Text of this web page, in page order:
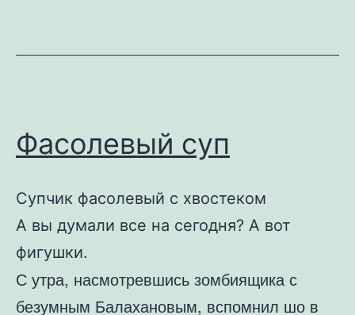
каштанами
Фасолевый суп
Супчик фасолевый с хвостеком
А вы думали все на сегодня? А вот
фигушки.
С утра, насмотревшись зомбиящика с
безумным Балахановым, вспомнил шо в